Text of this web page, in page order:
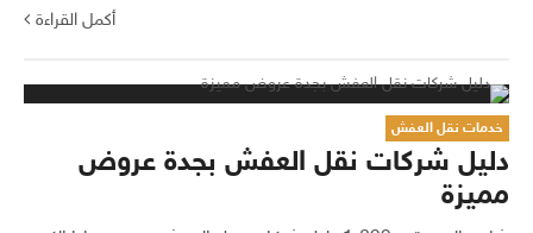
أكمل القراءة
خدمات نقل العفش
دليل شركات نقل العفش بجدة عروض
مميزة